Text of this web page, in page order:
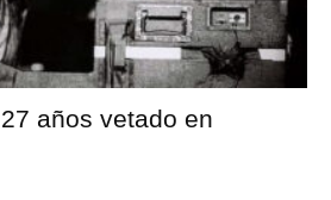
años vetado en